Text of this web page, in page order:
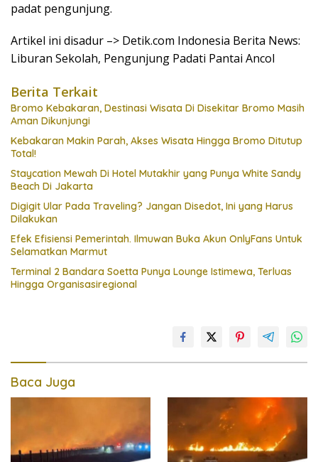
padat pengunjung.
Artikel ini disadur –> Detik.com Indonesia Berita News:
Liburan Sekolah, Pengunjung Padati Pantai Ancol
Berita Terkait
Bromo Kebakaran, Destinasi Wisata Di Disekitar Bromo Masih
Aman Dikunjungi
Kebakaran Makin Parah, Akses Wisata Hingga Bromo Ditutup
Total!
Staycation Mewah Di Hotel Mutakhir yang Punya White Sandy
Beach Di Jakarta
Digigit Ular Pada Traveling? Jangan Disedot, Ini yang Harus
Dilakukan
Efek Efisiensi Pemerintah. Ilmuwan Buka Akun OnlyFans Untuk
Selamatkan Marmut
Terminal 2 Bandara Soetta Punya Lounge Istimewa, Terluas
Hingga Organisasiregional
Baca Juga